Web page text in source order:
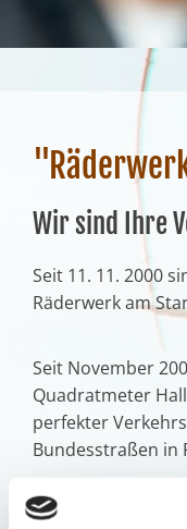
Wir sind Ihre
Seit 11. 11. 2000
Räderwerk am
Seit November
Quadratmeter
perfekter
Bundesstraßen in
Unsere